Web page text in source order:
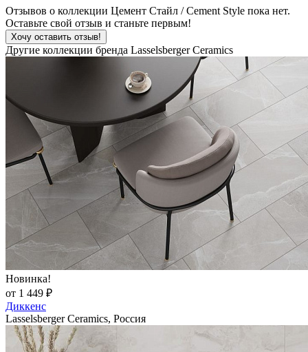
Отзывов о коллекции Цемент Стайл / Cement Style пока нет.
Оставьте свой отзыв и станьте первым!
Хочу оставить отзыв!
Другие коллекции бренда Lasselsberger Ceramics
Новинка!
от 1 449 ₽
Диккенс
Lasselsberger Ceramics, Россия